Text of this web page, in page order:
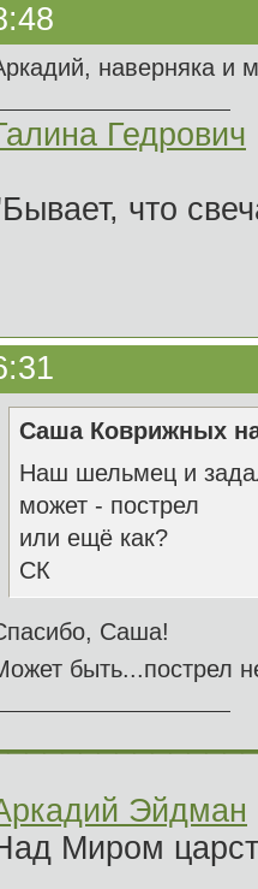
наверняка и
Гедрович
что
Саша Коврижных
Наш шельмец и
может - пострел
или ещё как?
СК
Саша!
быть...пострел
Эйдман
Миром